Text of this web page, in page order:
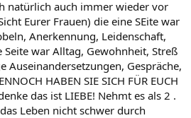
natürlich auch immer wieder vor
Eurer Frauen) die eine SEite war
Anerkennung, Leidenschaft,
Seite war Alltag, Gewohnheit, Streß
Auseinandersetzungen, Gespräche,
HABEN SIE SICH FÜR EUCH
das ist LIEBE! Nehmt es als 2 .
Leben nicht schwer durch